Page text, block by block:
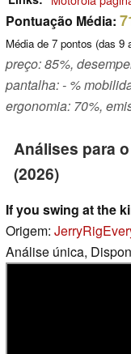
Pontuação Média:
Média de 7 pontos (das 9
preço: 85%,
pantalha: - %
ergonomia: 70%,
Análises para
(2026)
If you swing at the
Origem:
Análise única,